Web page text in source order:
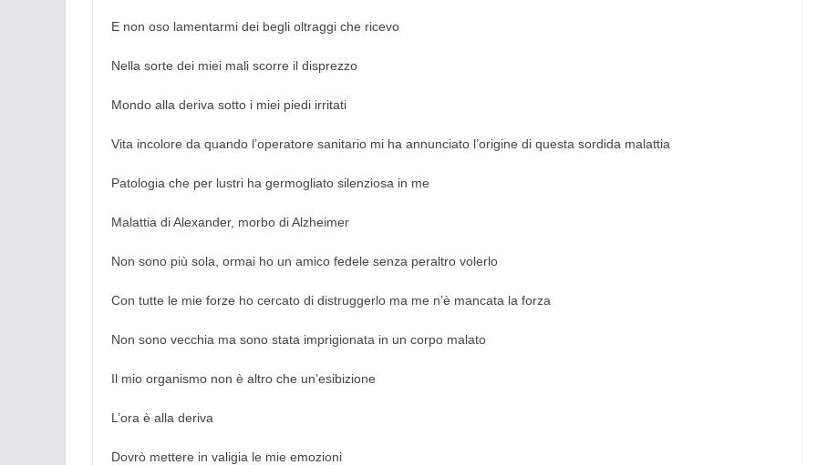
E non oso lamentarmi dei begli oltraggi che ricevo
Nella sorte dei miei mali scorre il disprezzo
Mondo alla deriva sotto i miei piedi irritati
Vita incolore da quando l’operatore sanitario mi ha annunciato l’origine di questa sordida malattia
Patologia che per lustri ha germogliato silenziosa in me
Malattia di Alexander, morbo di Alzheimer
Non sono più sola, ormai ho un amico fedele senza peraltro volerlo
Con tutte le mie forze ho cercato di distruggerlo ma me n’è mancata la forza
Non sono vecchia ma sono stata imprigionata in un corpo malato
Il mio organismo non è altro che un’esibizione
L’ora è alla deriva
Dovrò mettere in valigia le mie emozioni